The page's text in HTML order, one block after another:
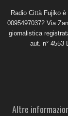
Radio Città Fujiko
00954970372 Via
giornalistica
aut. n° 4553
Altre